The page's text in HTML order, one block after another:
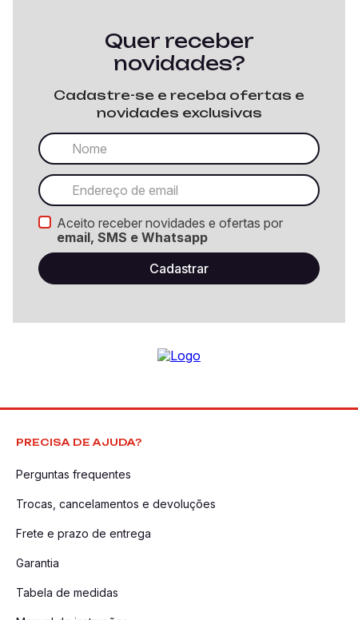
Quer receber
novidades?
Cadastre-se e receba ofertas e
novidades exclusivas
Aceito receber novidades e ofertas por
email, SMS e Whatsapp
PRECISA DE AJUDA?
Perguntas frequentes
Trocas, cancelamentos e devoluções
Frete e prazo de entrega
Garantia
Tabela de medidas